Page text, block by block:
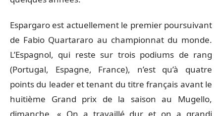
Espargaro est actuellement le premier poursuivant
de Fabio Quartararo au championnat du monde.
L’Espagnol, qui reste sur trois podiums de rang
(Portugal, Espagne, France), n’est qu’à quatre
points du leader et tenant du titre français avant le
huitième Grand prix de la saison au Mugello,